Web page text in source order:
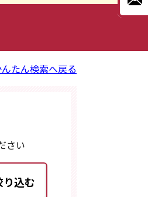
たん検索へ戻る
さい